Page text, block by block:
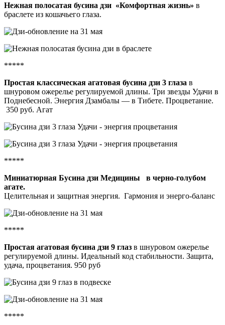
Нежная полосатая бусина дзи «Комфортная жизнь» в
браслете из кошачьего глаза.
*****
Простая классическая агатовая бусина дзи 3 глаза в
шнуровом ожерелье регулируемой длины. Три звезды Удачи в
Поднебесной. Энергия Дзамбалы — в Тибете. Процветание.
350 руб. Агат
*****
Миниатюрная Бусина дзи Медицины в черно-голубом
агате.
Целительная и защитная энергия. Гармония и энерго-баланс
*****
Простая агатовая бусина дзи 9 глаз в шнуровом ожерелье
регулируемой длины. Идеальный код стабильности. Защита,
удача, процветания. 950 руб
*****